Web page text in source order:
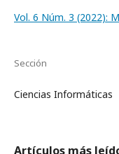
Vol. 6 Núm. 3 (2022):
Sección
Ciencias Informáticas
Artículos más